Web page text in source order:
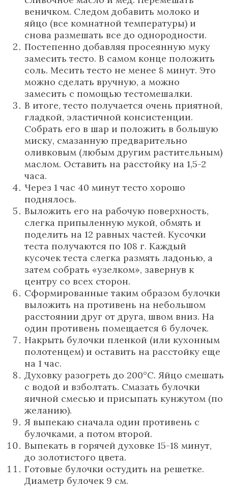
веничком. Следом добавить молоко и
яйцо (все комнатной температуры) и
снова размешать все до однородности.
Постепенно добавляя просеянную муку
замесить тесто. В самом конце положить
соль. Месить тесто не менее 8 минут. Это
можно сделать вручную, а можно
замесить с помощью тестомешалки.
В итоге, тесто получается очень приятной,
гладкой, эластичной консистенции.
Собрать его в шар и положить в большую
миску, смазанную предварительно
оливковым (любым другим растительным)
маслом. Оставить на расстойку на 1,5-2
часа.
Через 1 час 40 минут тесто хорошо
поднялось.
Выложить его на рабочую поверхность,
слегка припыленную мукой, обмять и
поделить на 12 равных частей. Кусочки
теста получаются по 108 г. Каждый
кусочек теста слегка размять ладонью, а
затем собрать «узелком», завернув к
центру со всех сторон.
Сформированные таким образом булочки
выложить на противень на небольшом
расстоянии друг от друга, швом вниз. На
один противень помещается 6 булочек.
Накрыть булочки пленкой (или кухонным
полотенцем) и оставить на расстойку еще
на 1 час.
Духовку разогреть до 200°C. Яйцо смешать
с водой и взболтать. Смазать булочки
яичной смесью и присыпать кунжутом (по
желанию).
Я выпекаю сначала один противень с
булочками, а потом второй.
Выпекать в горячей духовке 15-18 минут,
до золотистого цвета.
Готовые булочки остудить на решетке.
Диаметр булочек 9 см.